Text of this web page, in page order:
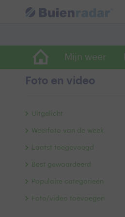
Mijn weer
Foto en video
Uitgelicht
Weerfoto van de week
Laatst toegevoegd
Best gewaardeerd
Populaire categorieën
Foto/video toevoegen